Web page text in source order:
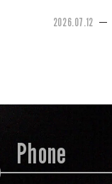
2026.07.12
Phone